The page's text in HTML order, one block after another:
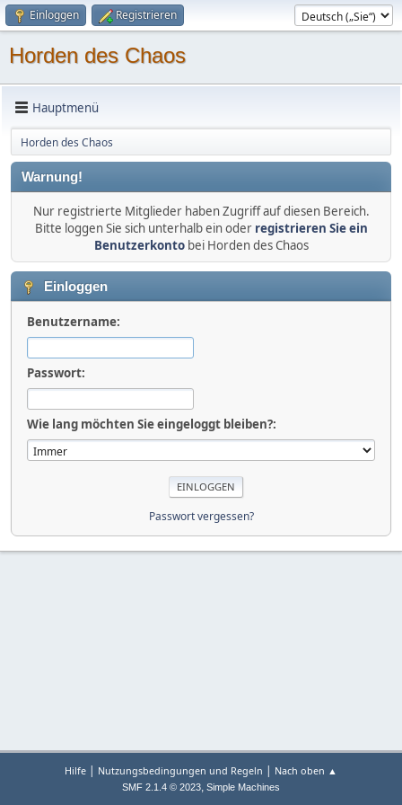
Einloggen Registrieren
Horden des Chaos
Hauptmenü
Horden des Chaos
Warnung!
Nur registrierte Mitglieder haben Zugriff auf diesen Bereich.
Bitte loggen Sie sich unterhalb ein oder registrieren Sie ein
Benutzerkontobei Horden des Chaos
Einloggen
Benutzername:
Passwort:
Wie lang möchten Sie eingeloggt bleiben?:
Passwort vergessen?
Hilfe | Nutzungsbedingungen und Regeln | Nach oben ▲
SMF 2.1.4 © 2023, Simple Machines